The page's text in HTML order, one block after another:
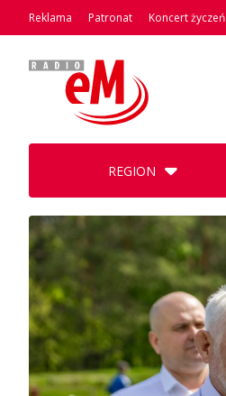
Reklama Patronat Koncert życzeń
REGION